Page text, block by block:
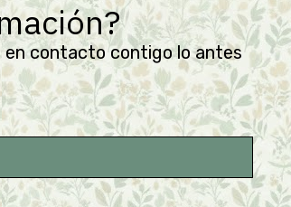
en contacto contigo lo antes